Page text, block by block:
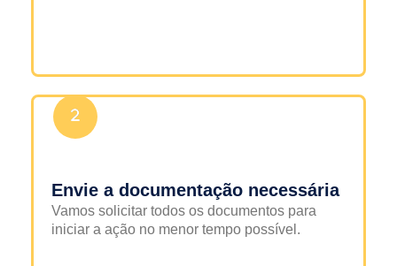
Envie a documentação necessária
Vamos solicitar todos os documentos para
iniciar a ação no menor tempo possível.